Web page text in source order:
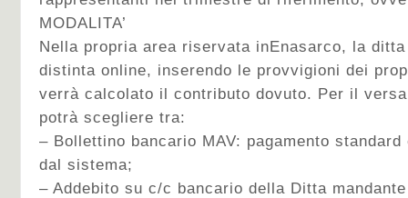
MODALITA’
Nella propria area riservata inEnasarco, la
distinta online, inserendo le provvigioni dei
verrà calcolato il contributo dovuto. Per il
potrà scegliere tra:
– Bollettino bancario MAV: pagamento
dal sistema;
– Addebito su c/c bancario della Ditta